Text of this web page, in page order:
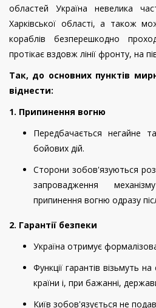
областей Україна невелика
Харківської області, а також
кораблів безперешкодно
протікає вздовж лінії фронту, на
Так, до основних пунктів
віднести:
1. Припинення вогню
Передбачається негайне
бойових дій.
Сторони зобов'язуються
запровадження
припинення вогню одразу
2. Гарантії безпеки
Україна отримує
Функції гарантів візьмуть
країни і, при бажанні,
Київ зобов'язується не